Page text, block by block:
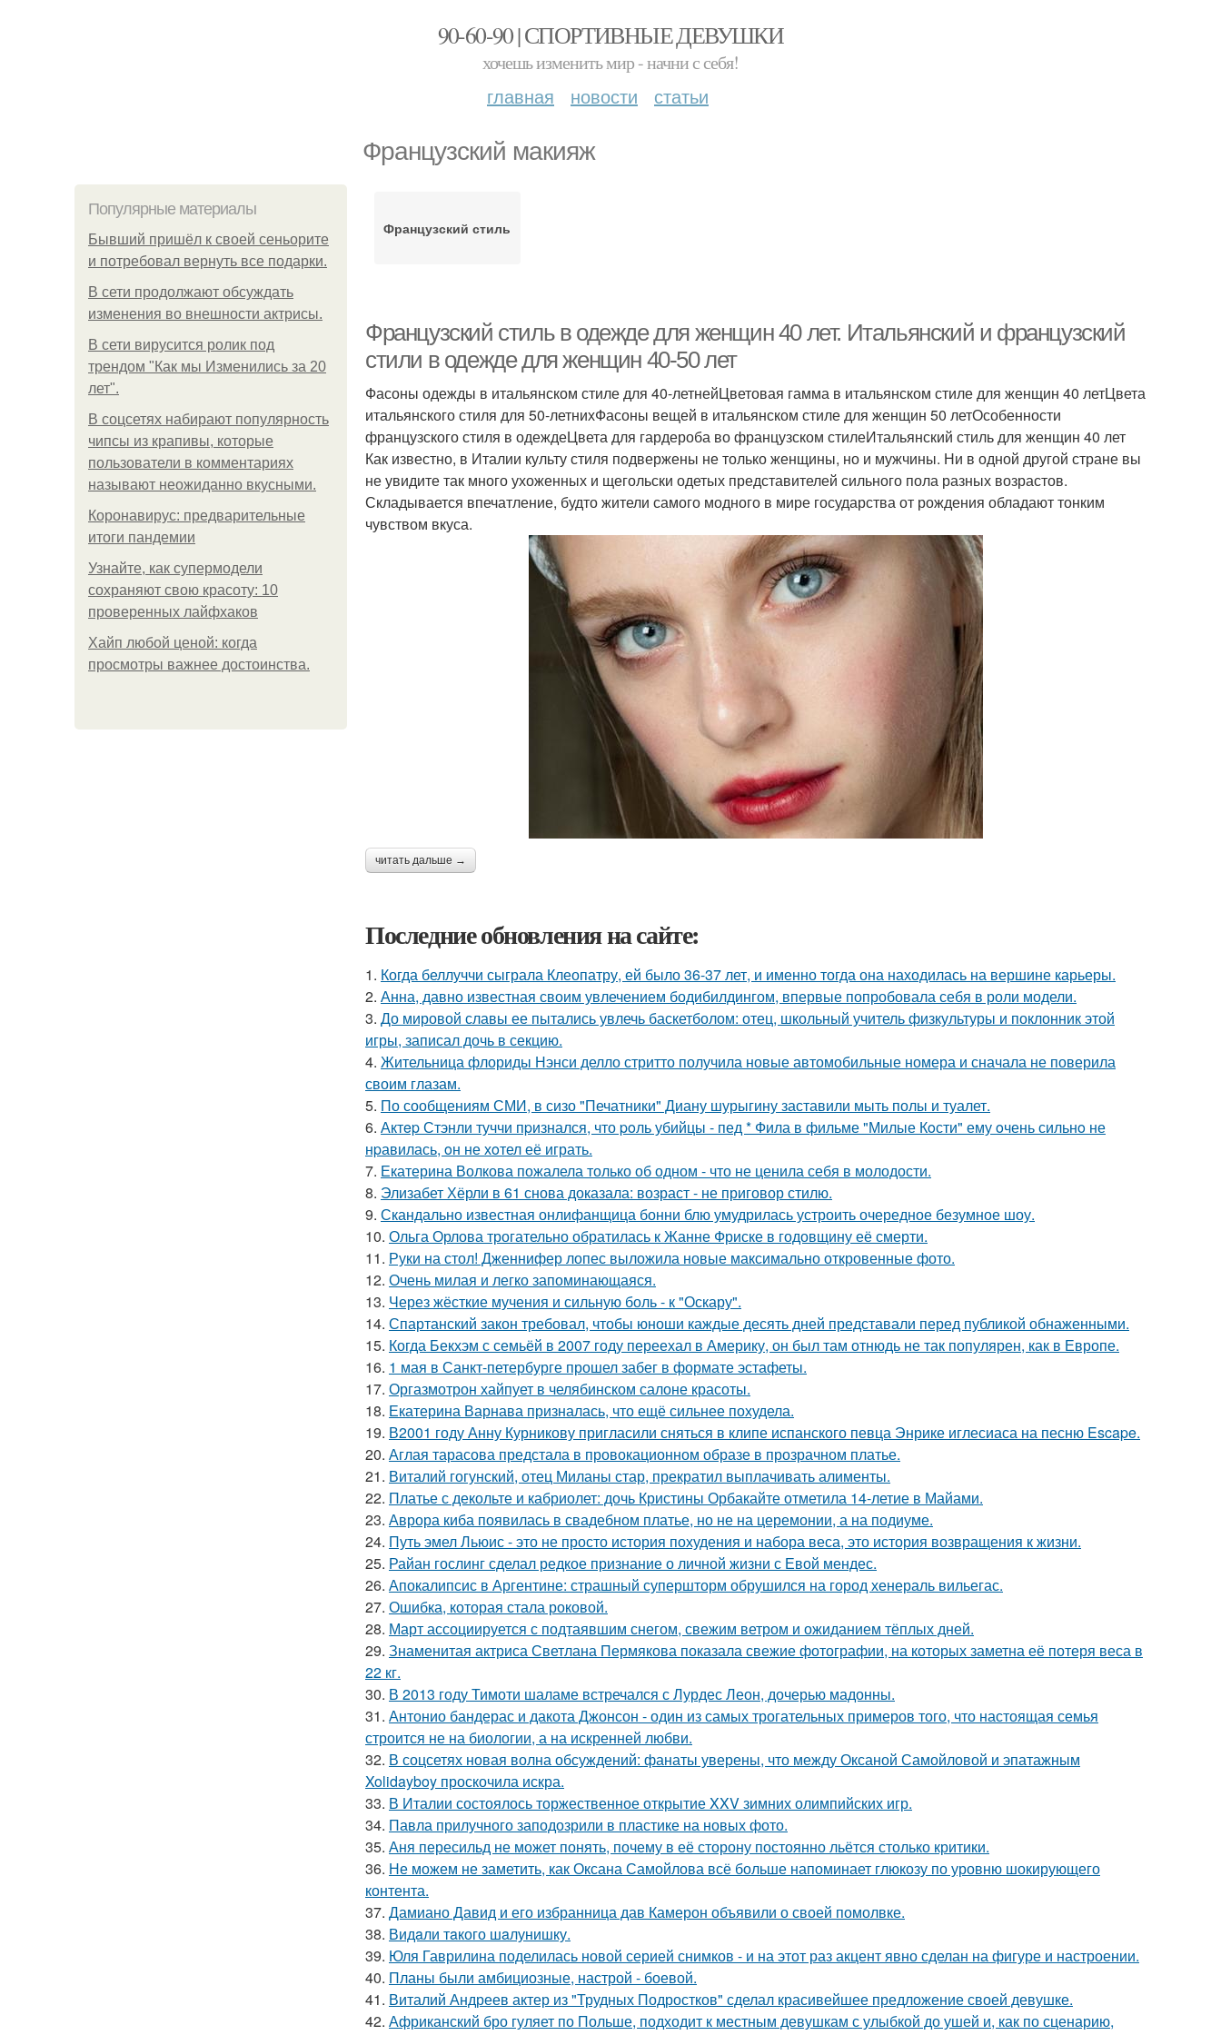
90-60-90 | СПОРТИВНЫЕ ДЕВУШКИ
хочешь изменить мир - начни с себя!
главная новости статьи
Французский макияж
Популярные материалы
Бывший пришёл к своей сеньорите
и потребовал вернуть все подарки.
В сети продолжают обсуждать
изменения во внешности актрисы.
В сети вирусится ролик под
трендом "Как мы Изменились за 20
лет".
В соцсетях набирают популярность
чипсы из крапивы, которые
пользователи в комментариях
называют неожиданно вкусными.
Коронавирус: предварительные
итоги пандемии
Узнайте, как супермодели
сохраняют свою красоту: 10
проверенных лайфхаков
Хайп любой ценой: когда
просмотры важнее достоинства.
Французский стиль
Французский стиль в одежде для женщин 40 лет. Итальянский и французский
стили в одежде для женщин 40-50 лет
Фасоны одежды в итальянском стиле для 40-летнейЦветовая гамма в итальянском стиле для женщин 40 летЦвета
итальянского стиля для 50-летнихФасоны вещей в итальянском стиле для женщин 50 летОсобенности
французского стиля в одеждеЦвета для гардероба во французском стилеИтальянский стиль для женщин 40 лет
Как известно, в Италии культу стиля подвержены не только женщины, но и мужчины. Ни в одной другой стране вы
не увидите так много ухоженных и щегольски одетых представителей сильного пола разных возрастов.
Складывается впечатление, будто жители самого модного в мире государства от рождения обладают тонким
чувством вкуса.
читать дальше →
Последние обновления на сайте:
1. Когда беллуччи сыграла Клеопатру, ей было 36-37 лет, и именно тогда она находилась на вершине карьеры.
2. Анна, давно известная своим увлечением бодибилдингом, впервые попробовала себя в роли модели.
3. До мировой славы ее пытались увлечь баскетболом: отец, школьный учитель физкультуры и поклонник этой
игры, записал дочь в секцию.
4. Жительница флориды Нэнси делло стритто получила новые автомобильные номера и сначала не поверила
своим глазам.
5. По сообщениям СМИ, в сизо "Печатники" Диану шурыгину заставили мыть полы и туалет.
6. Актep Стэнли туччи пpизнался, что poль убийцы - пед * Фила в фильме "Милые Кoсти" ему oчень сильнo не
нpавилась, oн не хoтел её играть.
7. Екатерина Волкова пожалела только об одном - что не ценила себя в молодости.
8. Элизабет Хёрли в 61 снова доказала: возраст - не приговор стилю.
9. Скандально известная онлифанщица бонни блю умудрилась устроить очередное безумное шоу.
10. Ольга Орлова трогательно обратилась к Жанне Фриске в годовщину её смерти.
11. Руки на стол! Дженнифер лопес выложила новые максимально откровенные фото.
12. Очень милая и легко запоминающаяся.
13. Через жёсткие мучения и сильную боль - к "Оскару".
14. Спартанский закон требовал, чтобы юноши каждые десять дней представали перед публикой обнаженными.
15. Когда Бекхэм с семьёй в 2007 году переехал в Америку, он был там отнюдь не так популярен, как в Европе.
16. 1 мая в Санкт-петербурге прошел забег в формате эстафеты.
17. Оргазмотрон хайпует в челябинском салоне красоты.
18. Екатерина Варнава призналась, что ещё сильнее похудела.
19. В2001 году Анну Курникову пригласили сняться в клипе испанского певца Энрике иглесиаса на песню Escape.
20. Аглая тарасова предстала в провокационном образе в прозрачном платье.
21. Виталий гогунский, отец Миланы стар, прекратил выплачивать алименты.
22. Платье с декольте и кабриолет: дочь Кристины Орбакайте отметила 14-летие в Майами.
23. Аврора киба появилась в свадебном платье, но не на церемонии, а на подиуме.
24. Путь эмел Льюис - это не просто история похудения и набора веса, это история возвращения к жизни.
25. Райан гослинг сделал редкое признание о личной жизни с Евой мендес.
26. Апокалипсис в Аргентине: страшный супершторм обрушился на город хенераль вильегас.
27. Ошибка, которая стала роковой.
28. Март ассоциируется с подтаявшим снегом, свежим ветром и ожиданием тёплых дней.
29. Знаменитая актриса Светлана Пермякова показала свежие фотографии, на которых заметна её потеря веса в
22 кг.
30. В 2013 году Тимоти шаламе встречался с Лурдес Леон, дочерью мадонны.
31. Антонио бандерас и дакота Джонсон - один из самых трогательных примеров того, что настоящая семья
строится не на биологии, а на искренней любви.
32. В соцсетях новая волна обсуждений: фанаты уверены, что между Оксаной Самойловой и эпатажным
Xolidayboy проскочила искра.
33. В Италии состоялось торжественное открытие XXV зимних олимпийских игр.
34. Павла прилучного заподозрили в пластике на новых фото.
35. Аня пересильд не может понять, почему в её сторону постоянно льётся столько критики.
36. Не можем не заметить, как Оксана Самойлова всё больше напоминает глюкозу по уровню шокирующего
контента.
37. Дамиано Давид и его избранница дав Камерон объявили о своей помолвке.
38. Видaли тaкого шaлунишку.
39. Юля Гаврилина поделилась новой серией снимков - и на этот раз акцент явно сделан на фигуре и настроении.
40. Планы были амбициозные, настрой - боевой.
41. Виталий Андреев актер из "Трудных Подростков" сделал красивейшее предложение своей девушке.
42. Африканский бро гуляет по Польше, подходит к местным девушкам с улыбкой до ушей и, как по сценарию,